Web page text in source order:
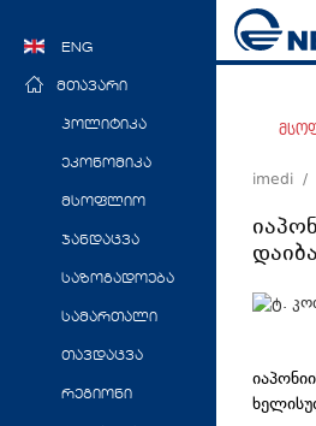
ENG
მთავარი
პოლიტიკა
ეკონომიკა
მსოფლიო
ჯანდაცვა
საზოგადოება
სამართალი
თავდაცვა
რეგიონი
imedi /